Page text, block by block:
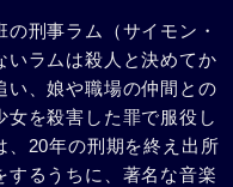
刑事ラム（サイモン・
いラムは殺人と決めてか
い、娘や職場の仲間との
を殺害した罪で服役し
、20年の刑期を終え出所
するうちに、著名な音楽